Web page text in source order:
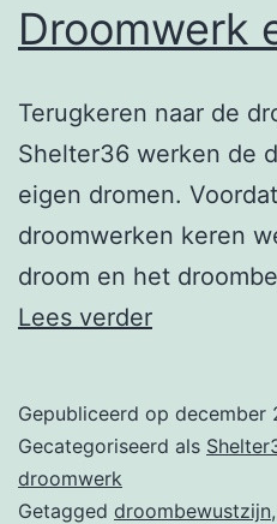
Droomwerk
Terugkeren naar de
Shelter36 werken de
eigen dromen.
droomwerken keren
droom en het
Lees verderDroomwerk
ego
Gepubliceerd op december
Gecategoriseerd als
droomwerk
Getagged droombewustzijn,